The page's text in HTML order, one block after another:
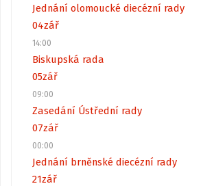
Jednání olomoucké diecézní rady
04zář
14:00
Biskupská rada
05zář
09:00
Zasedání Ústřední rady
07zář
00:00
Jednání brněnské diecézní rady
21zář